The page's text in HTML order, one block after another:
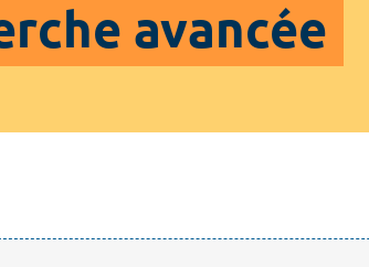
avancée